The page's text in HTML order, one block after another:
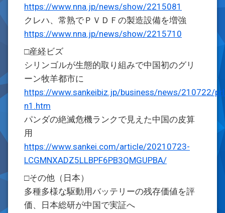
https://www.nna.jp/news/show/2215081
クレハ、常熟でＰＶＤＦの製造設備を増強
https://www.nna.jp/news/show/2215710
□産経ビズ
シリンゴルが生態的取り組みで中国初のグリ
ーン牧羊都市に
https://www.sankeibiz.jp/business/news/210722/
n1.htm
パンダの絶滅危機ランクで見えた中国の皮算
用
https://www.sankei.com/article/20210723-
LCGMNXADZ5LLBPF6PB3QMGUPBA/
□その他（日本）
多種多様な駆動用バッテリーの残存価値を評
価、日本総研が中国で実証へ